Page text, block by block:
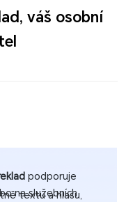
váš osobní